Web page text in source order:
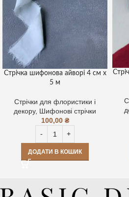
Стрічка шифонова айворі 4 см х
5 м
Стрічки для флористики і
декору, Шифонові стрічки
100,00 ₴
ДОДАТИ В КОШИК